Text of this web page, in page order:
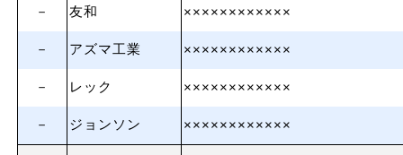
－ 友和 ××××××××××××
－ アズマ工業 ××××××××××××
－ レック ××××××××××××
－ ジョンソン ××××××××××××